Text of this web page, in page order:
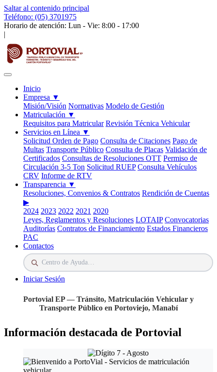
Saltar al contenido principal
Teléfono: (05) 3701975
Horario de atención: Lun - Vie: 8:00 - 17:00
|
Inicio
Empresa ▼
Misión/Visión Normativas Modelo de Gestión
Matriculación ▼
Requisitos para Matricular Revisión Técnica Vehicular
Servicios en Línea ▼
Solicitud Orden de Pago Consulta de Citaciones Pago de
Multas Transporte Público Consulta de Placas Validación de
Certificados Consultas de Resoluciones OTT Permiso de
Circulación 3-5 Ton Solicitud RUEP Consulta Vehículos
CRV Informe de RTV
Transparencia ▼
Resoluciones, Convenios & Contratos Rendición de Cuentas
▶
2024 2023 2022 2021 2020
Leyes, Reglamentos y Resoluciones LOTAIP Convocatorias
Auditorías Contratos de Financiamiento Estados Financieros
PAC
Contactos
Iniciar Sesión
Portovial EP — Tránsito, Matriculación Vehicular y
Transporte Público en Portoviejo, Manabí
Información destacada de Portovial